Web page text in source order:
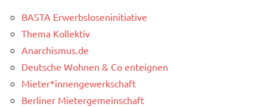
BASTA Erwerbsloseninitiative
Thema Kollektiv
Anarchismus.de
Deutsche Wohnen & Co enteignen
Mieter*innengewerkschaft
Berliner Mietergemeinschaft